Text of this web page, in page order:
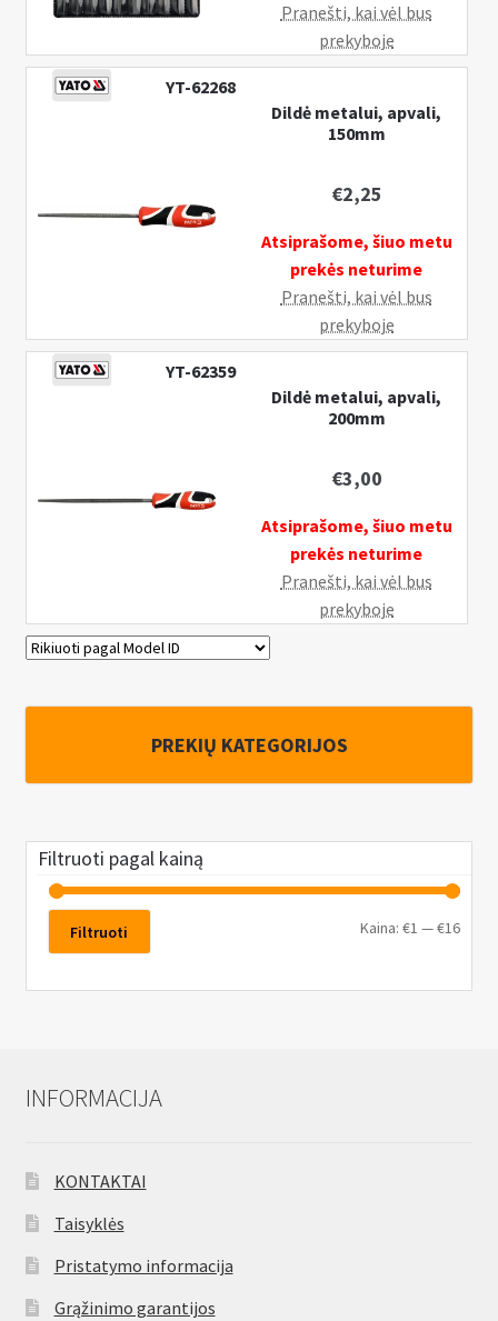
Pranešti, kai vėl bus
prekyboje
YT-62268
Dildė metalui, apvali,
150mm
€2,25
Atsiprašome, šiuo metu
prekės neturime
Pranešti, kai vėl bus
prekyboje
YT-62359
Dildė metalui, apvali,
200mm
€3,00
Atsiprašome, šiuo metu
prekės neturime
Pranešti, kai vėl bus
prekyboje
PREKIŲ KATEGORIJOS
Filtruoti pagal kainą
Filtruoti Kaina:€1 —€16
INFORMACIJA
KONTAKTAI
Taisyklės
Pristatymo informacija
Grąžinimo garantijos